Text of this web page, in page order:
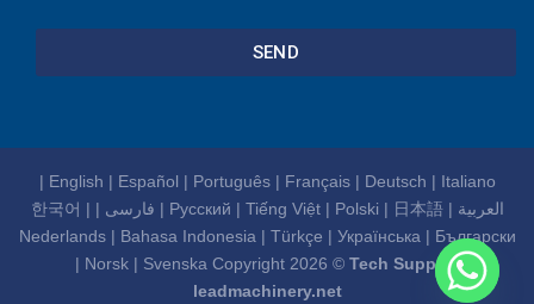
SEND
English | Español | Português| Français| Deutsch | Italiano
|
العربية |
Русский | Tiếng Việt| Polski | 日本語
| فارسی |
한국어 |
Nederlands| Bahasa Indonesia| Türkçe | Українська| Български
| Norsk | Svenska Copyright 2026 © Tech Support
leadmachinery.net